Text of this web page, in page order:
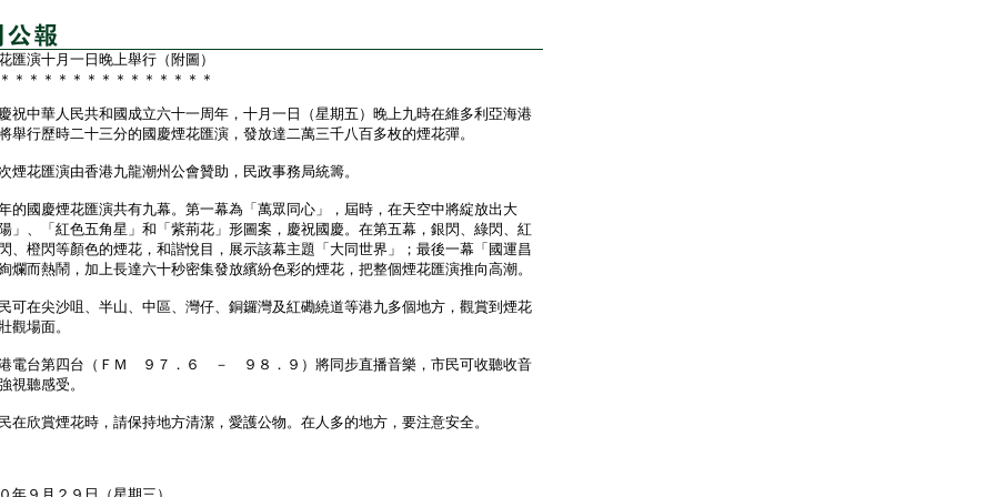
匯演十月一日晚上舉行（附圖）
＊＊＊＊＊＊＊＊＊＊＊＊＊＊
華人民共和國成立六十一周年，十月一日（星期五）晚上九時在維多利亞海港
舉行歷時二十三分的國慶煙花匯演，發放達二萬三千八百多枚的煙花彈。
匯演由香港九龍潮州公會贊助，民政事務局統籌。
慶煙花匯演共有九幕。第一幕為「萬眾同心」，屆時，在天空中將綻放出大
」、「紅色五角星」和「紫荊花」形圖案，慶祝國慶。在第五幕，銀閃、綠閃、紅
、橙閃等顏色的煙花，和諧悅目，展示該幕主題「大同世界」；最後一幕「國運昌
爛而熱鬧，加上長達六十秒密集發放繽紛色彩的煙花，把整個煙花匯演推向高潮。
尖沙咀、半山、中區、灣仔、銅鑼灣及紅磡繞道等港九多個地方，觀賞到煙花
觀場面。
第四台（ＦＭ ９７．６ － ９８．９）將同步直播音樂，市民可收聽收音
視聽感受。
賞煙花時，請保持地方清潔，愛護公物。在人多的地方，要注意安全。